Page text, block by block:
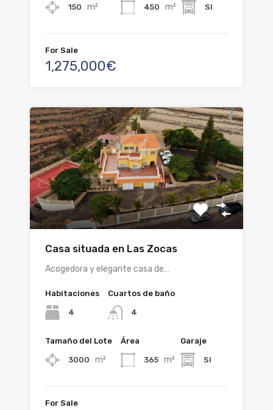
150 m² 450 m² SI
For Sale
1,275,000€
Casa situada en Las Zocas
Acogedora y elegante casa de…
Habitaciones
4
Cuartos de baño
4
Tamaño del Lote
3000 m²
Área
365 m²
Garaje
SI
For Sale